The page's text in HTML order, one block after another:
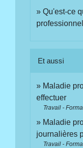
Qu'est-ce
Et aussi
Maladie
effectuer
Travail -
Maladie
journalières
Travail -